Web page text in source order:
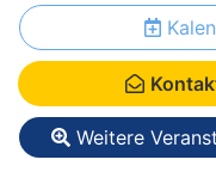
Weitere